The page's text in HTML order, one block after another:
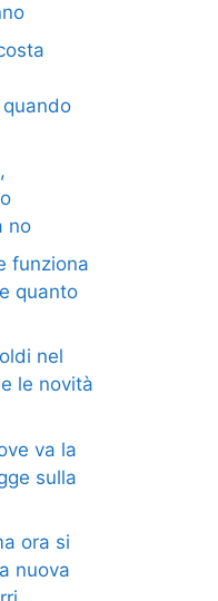
no
funziona
quanto
nel
le novità
va la
sulla
ora si
nuova